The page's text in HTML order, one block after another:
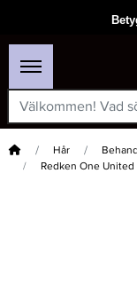
Hem Hår
Redken One